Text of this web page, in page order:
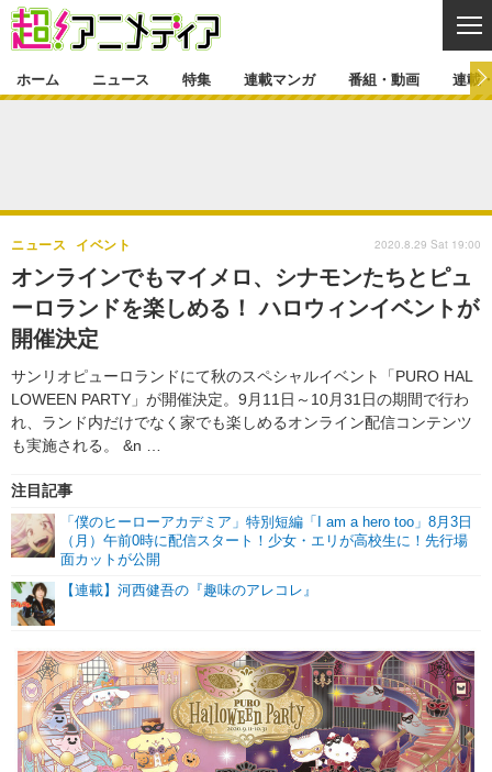
ゲーム・アプリ マンガ
グッズ イベント
舞台 新帝スタ
特集一覧 カバー
ラキりす
連載マンガ
番組・動画一覧 ラジオ
連載・ブログ
連載・ブログ一覧
編集部ブログ・お知らせ
ホーム ニュース 特集 連載マンガ 番組・動画 連載
オンラインでもマイメロ、シナモンたちとピュ
ーロランドを楽しめる！ ハロウィンイベントが
開催決定
サンリオピューロランドにて秋のスペシャルイベント「PURO HAL
LOWEEN PARTY」が開催決定。9月11日～10月31日の期間で行わ
れ、ランド内だけでなく家でも楽しめるオンライン配信コンテンツ
も実施される。 &n …
ニュース イベント
注目記事
「僕のヒーローアカデミア」特別短編「I am a hero too」8月3日
（月）午前0時に配信スタート！少女・エリが高校生に！先行場
面カットが公開
【連載】河西健吾の『趣味のアレコレ』
2020.8.29 Sat 19:00